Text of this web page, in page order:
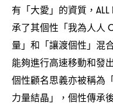
有「大愛」的資質 ，
承了其個性「我為人人
量」和「讓渡個性」混
能夠進行高速移動和發
個性顧名思義亦被稱為
力量結晶」
， 個性傳承